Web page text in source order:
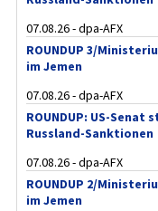
07.08.26 - dpa-AFX
ROUNDUP 3/
im Jemen
07.08.26 - dpa-AFX
ROUNDUP: US-
Russland-Sanktionen
07.08.26 - dpa-AFX
ROUNDUP 2/
im Jemen